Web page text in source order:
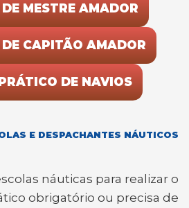
MESTRE AMADOR
CAPITÃO AMADOR
DE NAVIOS
E DESPACHANTES NÁUTICOS
náuticas para realizar o
obrigatório ou precisa de